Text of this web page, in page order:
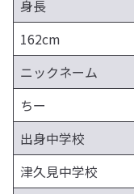
身長
162cm
ニックネーム
ちー
出身中学校
津久見中学校